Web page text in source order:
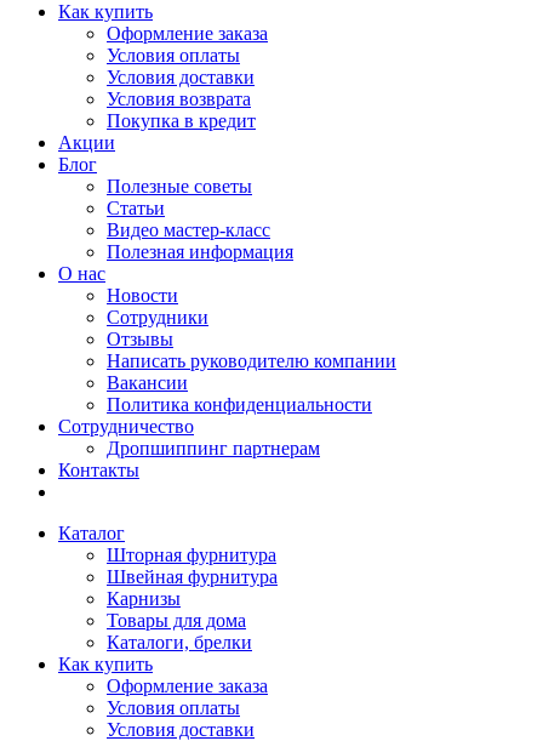
Как купить
Оформление заказа
Условия оплаты
Условия доставки
Условия возврата
Покупка в кредит
Акции
Блог
Полезные советы
Статьи
Видео мастер-класс
Полезная информация
О нас
Новости
Сотрудники
Отзывы
Написать руководителю компании
Вакансии
Политика конфиденциальности
Сотрудничество
Дропшиппинг партнерам
Контакты
Каталог
Шторная фурнитура
Швейная фурнитура
Карнизы
Товары для дома
Каталоги, брелки
Как купить
Оформление заказа
Условия оплаты
Условия доставки